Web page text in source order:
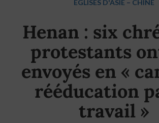
EGLISES D'ASIE – CHINE
Henan : six
protestants
envoyés en «
rééducation
travail »